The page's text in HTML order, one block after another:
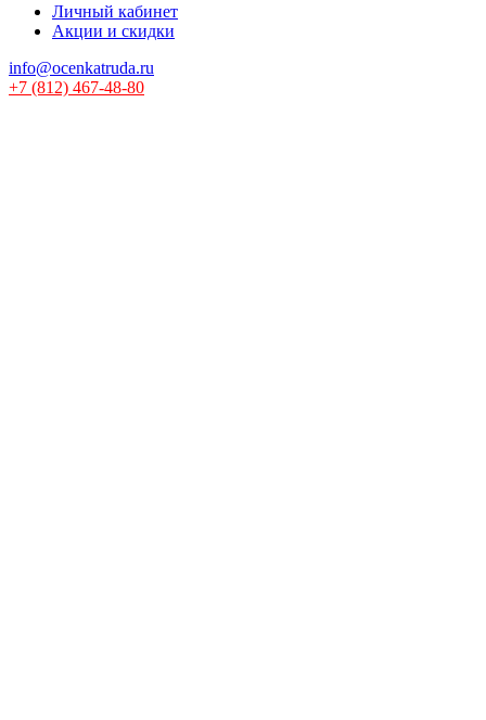
Личный кабинет
Акции и скидки
info@ocenkatruda.ru
+7 (812) 467-48-80